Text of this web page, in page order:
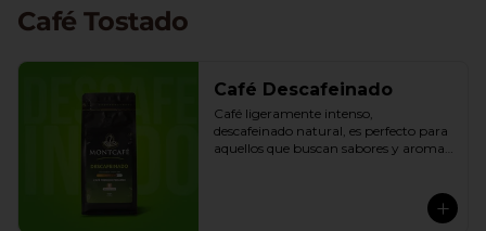
Café Tostado
Café Descafeinado
Café ligeramente intenso,
descafeinado natural, es perfecto para
aquellos que buscan sabores y aromas